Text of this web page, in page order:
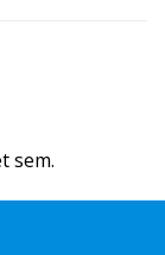
sem.